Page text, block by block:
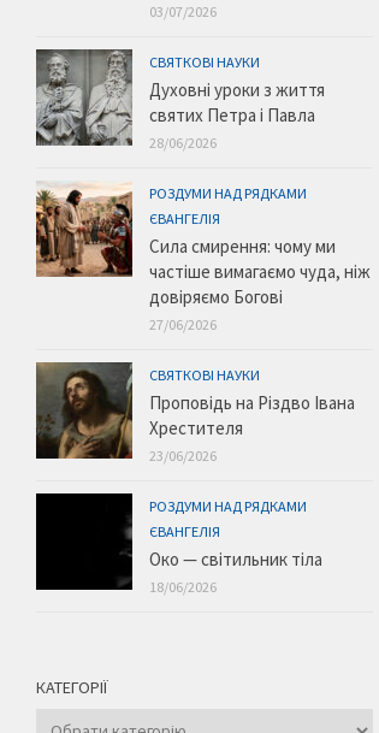
03/07/2026
СВЯТКОВІ НАУКИ
Духовні уроки з життя
святих Петра і Павла
28/06/2026
РОЗДУМИ НАД РЯДКАМИ
ЄВАНГЕЛІЯ
Сила смирення: чому ми
частіше вимагаємо чуда, ніж
довіряємо Богові
27/06/2026
СВЯТКОВІ НАУКИ
Проповідь на Різдво Івана
Хрестителя
23/06/2026
РОЗДУМИ НАД РЯДКАМИ
ЄВАНГЕЛІЯ
Око — світильник тіла
18/06/2026
КАТЕГОРІЇ
Категорії